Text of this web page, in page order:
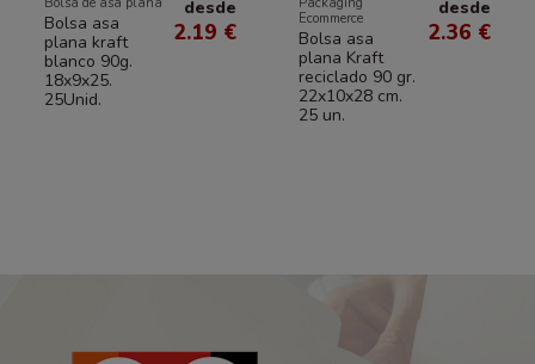
Bolsa asa
plana kraft
blanco 90g.
18x9x25.
25Unid.
desde
2.19 €
Ecommerce
Bolsa asa
plana Kraft
reciclado 90 gr.
22x10x28 cm.
25 un.
desde
2.36 €